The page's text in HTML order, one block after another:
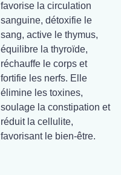
favorise la circulation
sanguine, détoxifie le
sang, active le thymus,
équilibre la thyroïde,
réchauffe le corps et
fortifie les nerfs. Elle
élimine les toxines,
soulage la constipation et
réduit la cellulite,
favorisant le bien-être.